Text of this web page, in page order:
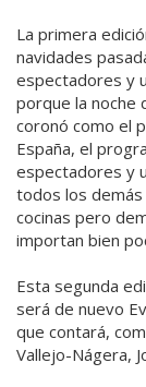
La primera
navidades
espectadores y
porque la noche
coronó como el
España, el
espectadores y
todos los
cocinas pero
importan bien
Esta segunda
será de nuevo
que contará,
Vallejo-Nágera,